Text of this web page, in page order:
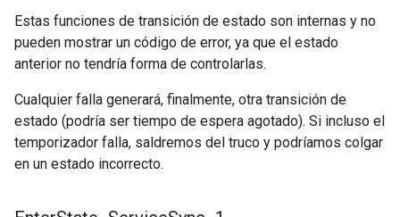
Estas funciones de transición de estado son internas y no
pueden mostrar un código de error, ya que el estado
anterior no tendría forma de controlarlas.
Cualquier falla generará, finalmente, otra transición de
estado (podría ser tiempo de espera agotado). Si incluso el
temporizador falla, saldremos del truco y podríamos colgar
en un estado incorrecto.